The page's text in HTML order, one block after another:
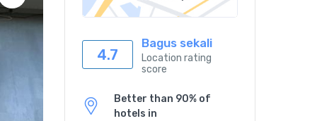
4.7
Bagus sekali
Location rating
score
Better than 90% of
hotels in